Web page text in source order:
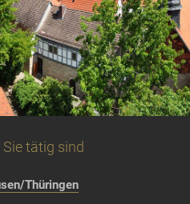
tätig sind
Thüringen